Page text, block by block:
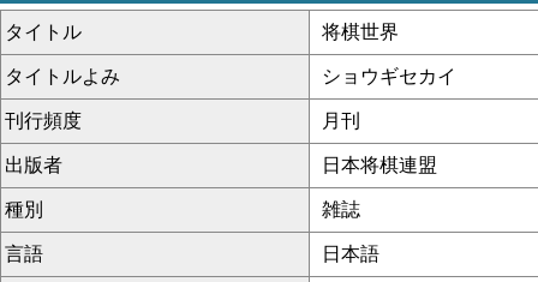
タイトル 将棋世界
タイトルよみ ショウギセカイ
刊行頻度 月刊
出版者 日本将棋連盟
種別 雑誌
言語 日本語